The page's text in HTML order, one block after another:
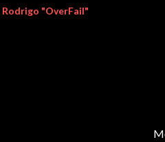
Rodrigo "OverFail"